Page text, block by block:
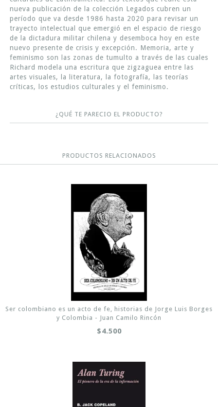
nueva publicación de la colección Legados cubren un
período que va desde 1986 hasta 2020 para revisar un
trayecto intelectual que emergió en el espacio de riesgo
de la dictadura militar chilena y desemboca hoy en este
nuevo presente de crisis y excepción. Memoria, arte y
feminismo son las zonas de tumulto a través de las cuales
Richard modela una escritura que zigzaguea entre las
artes visuales, la literatura, la fotografía, las teorías
críticas, los estudios culturales y el feminismo.
¿QUÉ TE PARECIO EL PRODUCTO?
PRODUCTOS RELACIONADOS
Ser colombiano es un acto de fe, historias de Jorge Luis Borges
y Colombia - Juan Camilo Rincón
$4.500